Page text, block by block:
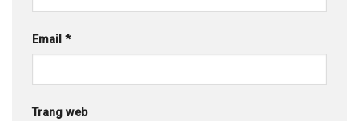
Email *
Trang web